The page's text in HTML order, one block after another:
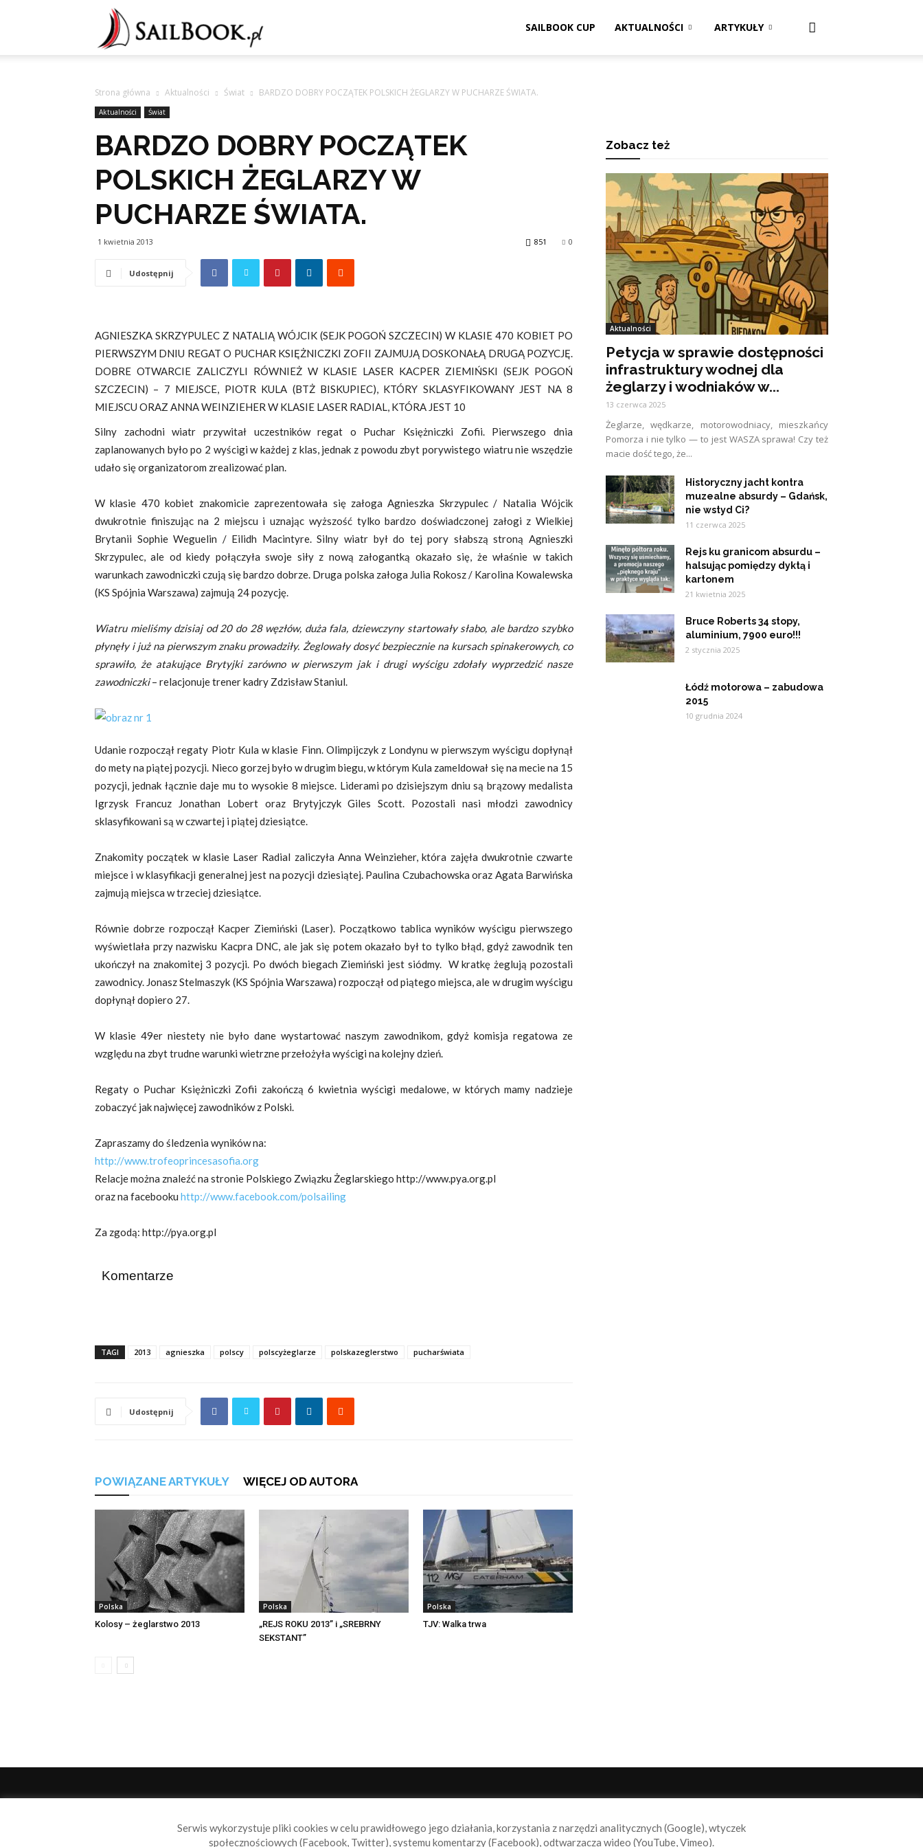
SAILBOOK CUP AKTUALNOŚCI ARTYKUŁY
Strona główna Aktualności Świat BARDZO DOBRY POCZĄTEK POLSKICH ŻEGLARZY W PUCHARZE ŚWIATA.
Aktualności Świat
BARDZO DOBRY POCZĄTEK
POLSKICH ŻEGLARZY W
PUCHARZE ŚWIATA.
1 kwietnia 2013 0
851
Udostępnij
AGNIESZKA SKRZYPULEC Z NATALIĄ WÓJCIK (SEJK POGOŃ SZCZECIN) W KLASIE 470 KOBIET PO
PIERWSZYM DNIU REGAT O PUCHAR KSIĘŻNICZKI ZOFII ZAJMUJĄ DOSKONAŁĄ DRUGĄ POZYCJĘ.
DOBRE OTWARCIE ZALICZYLI RÓWNIEŻ W KLASIE LASER KACPER ZIEMIŃSKI (SEJK POGOŃ
SZCZECIN) – 7 MIEJSCE, PIOTR KULA (BTŻ BISKUPIEC), KTÓRY SKLASYFIKOWANY JEST NA 8
MIEJSCU ORAZ ANNA WEINZIEHER W KLASIE LASER RADIAL, KTÓRA JEST 10
Silny zachodni wiatr przywitał uczestników regat o Puchar Księżniczki Zofii. Pierwszego dnia
zaplanowanych było po 2 wyścigi w każdej z klas, jednak z powodu zbyt porywistego wiatru nie wszędzie
udało się organizatorom zrealizować plan.
W klasie 470 kobiet znakomicie zaprezentowała się załoga Agnieszka Skrzypulec / Natalia Wójcik
dwukrotnie finiszując na 2 miejscu i uznając wyższość tylko bardzo doświadczonej załogi z Wielkiej
Brytanii Sophie Weguelin / Eilidh Macintyre. Silny wiatr był do tej pory słabszą stroną Agnieszki
Skrzypulec, ale od kiedy połączyła swoje siły z nową załogantką okazało się, że właśnie w takich
warunkach zawodniczki czują się bardzo dobrze. Druga polska załoga Julia Rokosz / Karolina Kowalewska
(KS Spójnia Warszawa) zajmują 24 pozycję.
Wiatru mieliśmy dzisiaj od 20 do 28 węzłów, duża fala, dziewczyny startowały słabo, ale bardzo szybko
płynęły i już na pierwszym znaku prowadziły. Żeglowały dosyć bezpiecznie na kursach spinakerowych, co
sprawiło, że atakujące Brytyjki zarówno w pierwszym jak i drugi wyścigu zdołały wyprzedzić nasze
zawodniczki– relacjonuje trener kadry Zdzisław Staniul.
Udanie rozpoczął regaty Piotr Kula w klasie Finn. Olimpijczyk z Londynu w pierwszym wyścigu dopłynął
do mety na piątej pozycji. Nieco gorzej było w drugim biegu, w którym Kula zameldował się na mecie na 15
pozycji, jednak łącznie daje mu to wysokie 8 miejsce. Liderami po dzisiejszym dniu są brązowy medalista
Igrzysk Francuz Jonathan Lobert oraz Brytyjczyk Giles Scott. Pozostali nasi młodzi zawodnicy
sklasyfikowani są w czwartej i piątej dziesiątce.
Znakomity początek w klasie Laser Radial zaliczyła Anna Weinzieher, która zajęła dwukrotnie czwarte
miejsce i w klasyfikacji generalnej jest na pozycji dziesiątej. Paulina Czubachowska oraz Agata Barwińska
zajmują miejsca w trzeciej dziesiątce.
Równie dobrze rozpoczął Kacper Ziemiński (Laser). Początkowo tablica wyników wyścigu pierwszego
wyświetlała przy nazwisku Kacpra DNC, ale jak się potem okazało był to tylko błąd, gdyż zawodnik ten
ukończył na znakomitej 3 pozycji. Po dwóch biegach Ziemiński jest siódmy. W kratkę żeglują pozostali
zawodnicy. Jonasz Stelmaszyk (KS Spójnia Warszawa) rozpoczął od piątego miejsca, ale w drugim wyścigu
dopłynął dopiero 27.
W klasie 49er niestety nie było dane wystartować naszym zawodnikom, gdyż komisja regatowa ze
względu na zbyt trudne warunki wietrzne przełożyła wyścigi na kolejny dzień.
Regaty o Puchar Księżniczki Zofii zakończą 6 kwietnia wyścigi medalowe, w których mamy nadzieje
zobaczyć jak najwięcej zawodników z Polski.
Zapraszamy do śledzenia wyników na:
http://www.trofeoprincesasofia.org
Relacje można znaleźć na stronie Polskiego Związku Żeglarskiego http://www.pya.org.pl
oraz na facebooku http://www.facebook.com/polsailing
Za zgodą: http://pya.org.pl
Komentarze
TAGI 2013 agnieszka polscy polscyżeglarze polskazeglerstwo pucharświata
Udostępnij
POWIĄZANE ARTYKUŁY WIĘCEJ OD AUTORA
Polska
Kolosy – żeglarstwo 2013
Polska
„REJS ROKU 2013” i „SREBRNY
SEKSTANT”
Polska
TJV: Walka trwa
Zobacz też
Aktualności
Petycja w sprawie dostępności
infrastruktury wodnej dla
żeglarzy i wodniaków w...
13 czerwca 2025
Żeglarze, wędkarze, motorowodniacy, mieszkańcy
Pomorza i nie tylko — to jest WASZA sprawa! Czy też
macie dość tego, że...
Historyczny jacht kontra
muzealne absurdy – Gdańsk,
nie wstyd Ci?
11 czerwca 2025
Rejs ku granicom absurdu –
halsując pomiędzy dyktą i
kartonem
21 kwietnia 2025
Bruce Roberts 34 stopy,
aluminium, 7900 euro!!!
2 stycznia 2025
Łódź motorowa – zabudowa
2015
10 grudnia 2024
Sailbook.pl to miejsce dla wszystkich, którzy szukają aktualnych
Serwis wykorzystuje pliki cookies w celu prawidłowego jego działania, korzystania z narzędzi analitycznych (Google), wtyczek
społecznościowych (Facebook, Twitter), systemu komentarzy (Facebook), odtwarzacza wideo (YouTube, Vimeo).